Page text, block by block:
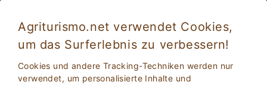
Agriturismo.net verwendet Cookies,
um das Surferlebnis zu verbessern!
Cookies und andere Tracking-Techniken werden nur
verwendet, um personalisierte Inhalte und
Paciano 1871
Wohnungen in Bauernhof
Außergewöhnlich
9.5